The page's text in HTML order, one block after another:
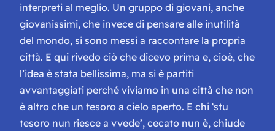
interpreti al meglio. Un gruppo di giovani, anche
giovanissimi, che invece di pensare alle inutilità
del mondo, si sono messi a raccontare la propria
città. E qui rivedo ciò che dicevo prima e, cioè, che
l’idea è stata bellissima, ma si è partiti
avvantaggiati perché viviamo in una città che non
è altro che un tesoro a cielo aperto. E chi ‘stu
tesoro nun riesce a vvede’, cecato nun è, chiude